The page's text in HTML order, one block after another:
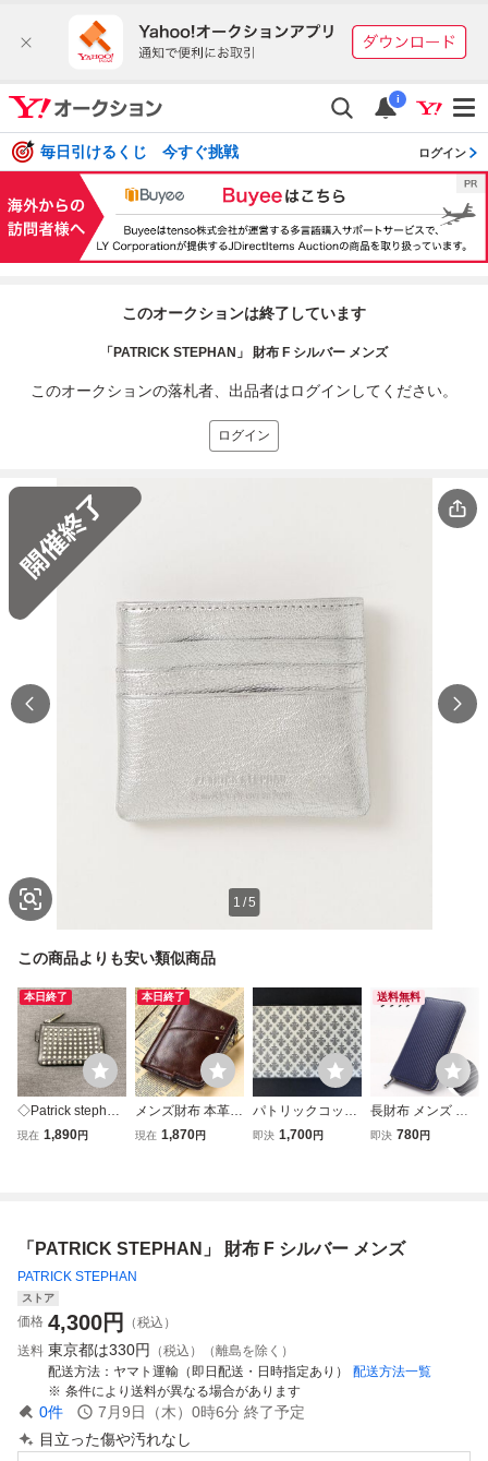
i
毎日引けるくじ 今すぐ挑戦 ログイン
このオークションは終了しています
「PATRICK STEPHAN」 財布 F シルバー メンズ
このオークションの落札者、出品者はログインしてください。
ログイン
1 /5
この商品よりも安い類似商品
本日終了
◇Patrick stephan
スタッズ ミニ
物 管7402
現在 1,890円
本日終了
メンズ財布 本革財
布 牛革財布 レザ
現在 1,870円
パトリックコック
ス 長財布 ラウン
即決 1,700円
送料無料
長財布 メンズ カ
ーボン 財布 軽量
即決 780円
「PATRICK STEPHAN」 財布 F シルバー メンズ
PATRICK STEPHAN
ストア
価格 4,300円
（税込）
送料 東京都は330円
（税込）（離島を除く）
配送方法
ヤマト運輸（即日配送・日時指定あり）
配送方法一覧
条件により送料が異なる場合があります
0件 7月9日（木）0時6分 終了予定
目立った傷や汚れなし